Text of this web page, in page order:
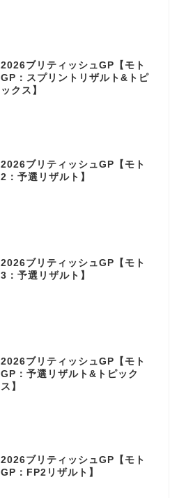
2026ブリティッシュGP【モト
GP：スプリントリザルト&トピ
ックス】
2026ブリティッシュGP【モト
2：予選リザルト】
2026ブリティッシュGP【モト
3：予選リザルト】
2026ブリティッシュGP【モト
GP：予選リザルト&トピック
ス】
2026ブリティッシュGP【モト
GP：FP2リザルト】